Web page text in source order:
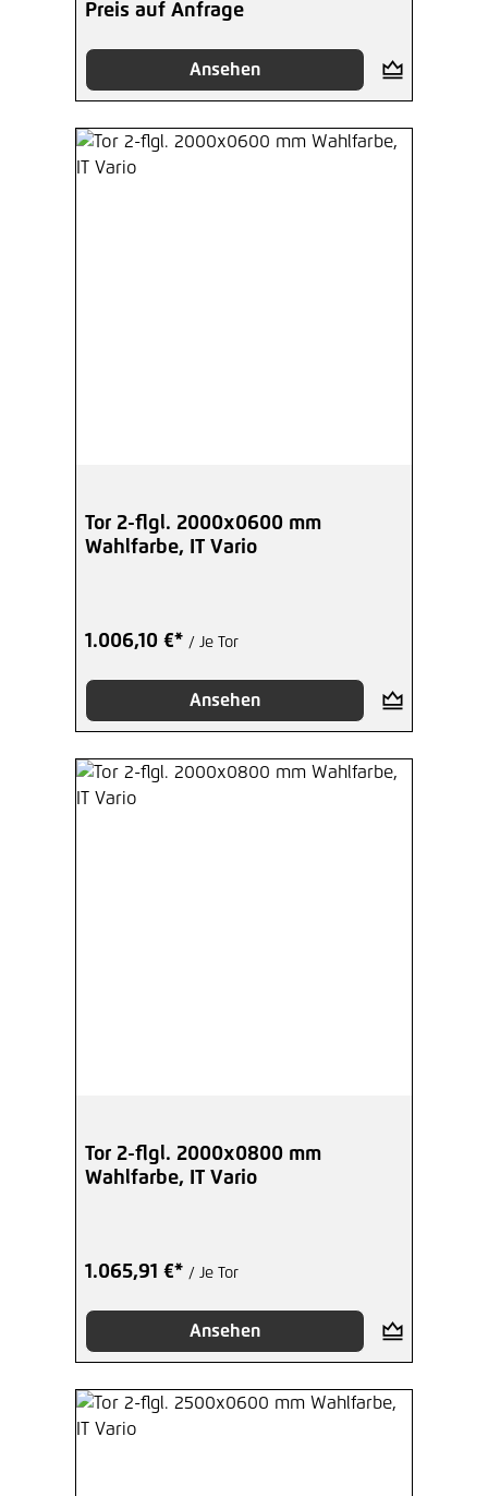
Preis auf Anfrage
Ansehen
Tor 2-flgl. 2000x0600 mm
Wahlfarbe, IT Vario
1.006,10 €* / Je Tor
Ansehen
Tor 2-flgl. 2000x0800 mm
Wahlfarbe, IT Vario
1.065,91 €* / Je Tor
Ansehen